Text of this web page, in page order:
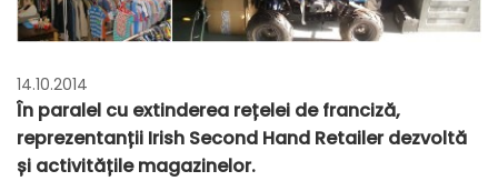
14.10.2014
În paralel cu extinderea rețelei de franciză,
reprezentanții Irish Second Hand Retailer dezvoltă
și activitățile magazinelor.